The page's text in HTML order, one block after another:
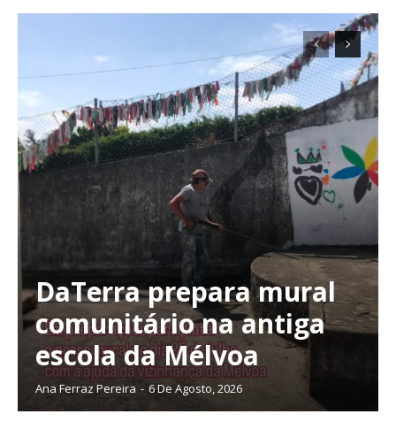
Planos de Assinatura
DaTerra prepara mural
comunitário na antiga
escola da Mélvoa
Ana Ferraz Pereira - 6 De Agosto, 2026